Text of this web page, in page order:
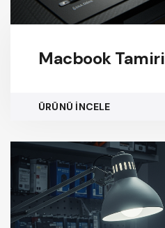
Macbook Tamiri
ÜRÜNÜ İNCELE